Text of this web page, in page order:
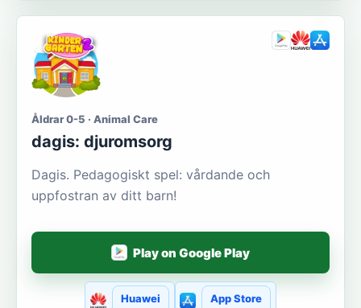
Åldrar 0-5 · Animal Care
dagis: djuromsorg
Dagis. Pedagogiskt spel: vårdande och
uppfostran av ditt barn!
Play on Google Play
Huawei App Store